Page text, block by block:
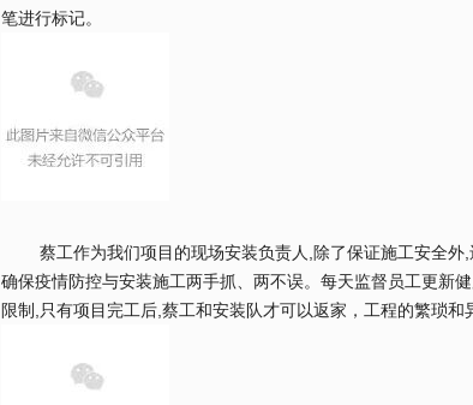
笔进行标记。
蔡工作为我们项目的现场安装负责人,除了保证施工安全外,
确保疫情防控与安装施工两手抓、两不误。每天监督员工更新
限制,只有项目完工后,蔡工和安装队才可以返家，工程的繁琐和